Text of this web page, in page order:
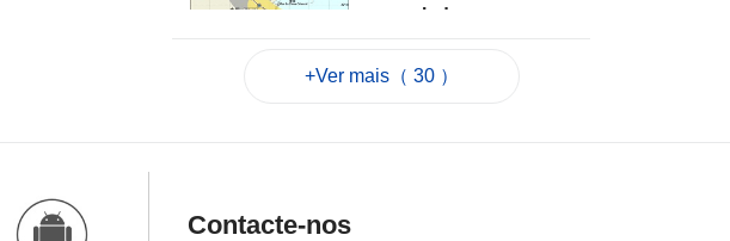
cancelados no
tempestade
+Ver mais（ 30 ）
Contacte-nos